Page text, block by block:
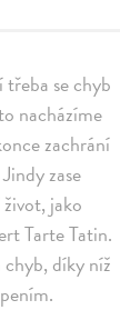
se chyb
nacházíme
zachrání
zase
jako
Tarte Tatin.
díky níž